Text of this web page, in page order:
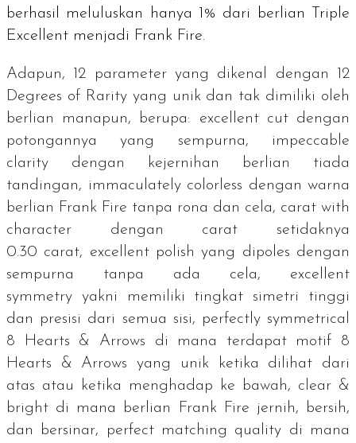
berhasil meluluskan hanya 1% dari berlian
Triple
Excellent menjadi Frank Fire.
Adapun, 12 parameter yang dikenal dengan 12
Degrees of Rarity yang unik dan tak dimiliki oleh
berlian manapun, berupa: excellent cut dengan
potongannya yang sempurna, impeccable
clarity dengan kejernihan berlian tiada
tandingan, immaculately colorless dengan warna
berlian Frank Fire tanpa rona dan cela, carat with
character dengan carat setidaknya
0.30 carat, excellent polishyang dipoles dengan
sempurna tanpa ada cela, excellent
symmetry yakni memiliki tingkat simetri tinggi
dan presisi dari semua sisi, perfectly symmetrical
8 Hearts & Arrows di mana terdapat motif 8
Hearts & Arrowsyang unik ketika dilihat dari
atas atau ketika menghadap ke bawah, clear &
bright di mana berlian Frank Fire jernih, bersih,
dan bersinar,
perfect matching quality di mana